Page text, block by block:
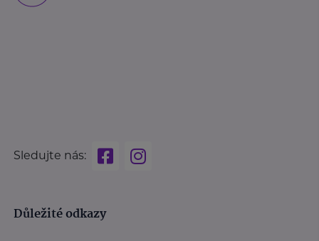
Sledujte nás:
Důležité odkazy